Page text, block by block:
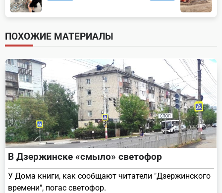
subtitle
screen-
reader-
text">Page</span>
ПОХОЖИЕ МАТЕРИАЛЫ
В Дзержинске «смыло» светофор
У Дома книги, как сообщают читатели "Дзержинского
времени", погас светофор.